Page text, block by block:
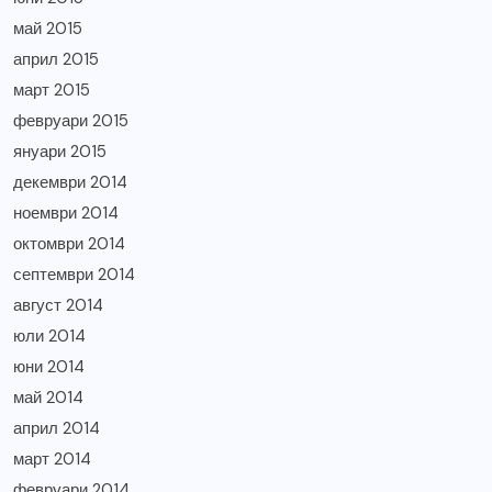
май 2015
април 2015
март 2015
февруари 2015
януари 2015
декември 2014
ноември 2014
октомври 2014
септември 2014
август 2014
юли 2014
юни 2014
май 2014
април 2014
март 2014